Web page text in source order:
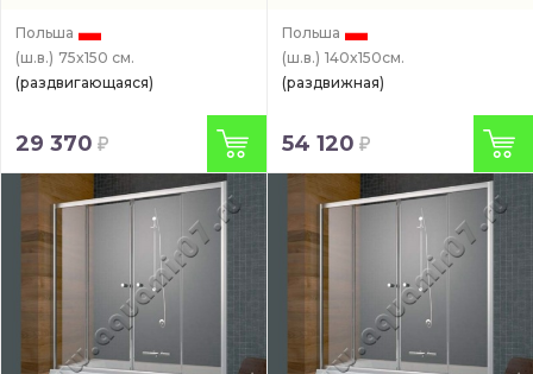
Польша
(ш.в.) 75x150 см.
(раздвигающаяся)
29 370
Польша
(ш.в.) 140x150см.
(раздвижная)
54 120